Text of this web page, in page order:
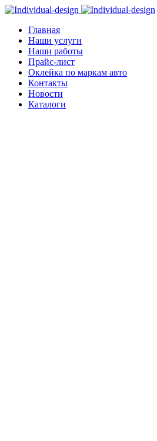
Главная
Наши услуги
Наши работы
Прайс-лист
Оклейка по маркам авто
Контакты
Новости
Каталоги